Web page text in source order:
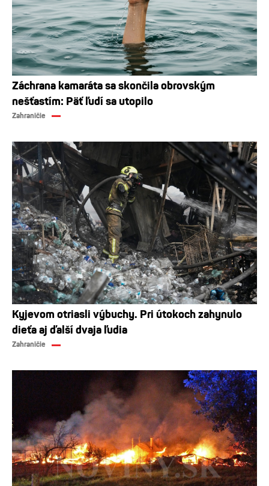
Záchrana kamaráta sa skončila obrovským
nešťastím: Päť ľudí sa utopilo
Zahraničie
Kyjevom otriasli výbuchy. Pri útokoch zahynulo
dieťa aj ďalší dvaja ľudia
Zahraničie